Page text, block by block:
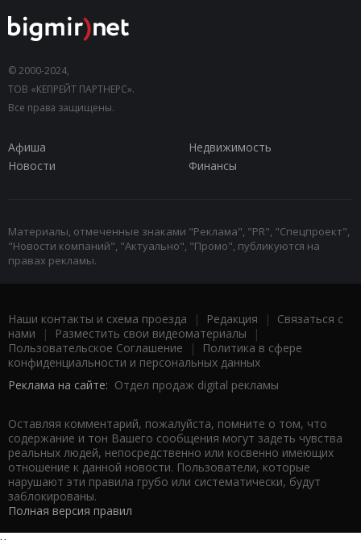
© 2000-2024,
ТОВ «КЕПРЕЙТ ПАРТНЕРС».
Все права защищены.
Афиша
Недвижимость
Новости
Финансы
Материалы, отмеченные знаками "Реклама", "PR", "Спецпроект",
"Новости компаний", "Актуально", "Промо", публикуются на
правах рекламы.
Наши контакты и схема проезда | Редакция | Связаться с
нами | Разместить свои видеоматериалы |
Пользовательское Соглашение |
Политика в сфере
конфиденциальности и персональных данных
Реклама на сайте: Отдел продаж digital рекламы
Оставляя комментарий, пожалуйста, помните о том, что
содержание и тон Вашего сообщения могут задеть чувства
реальных людей, непосредственно или косвенно имеющих
отношение к данной новости. Пользователи, которые
нарушают эти правила грубо или систематически, будут
заблокированы.
Полная версия правил